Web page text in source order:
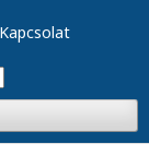
Kapcsolat